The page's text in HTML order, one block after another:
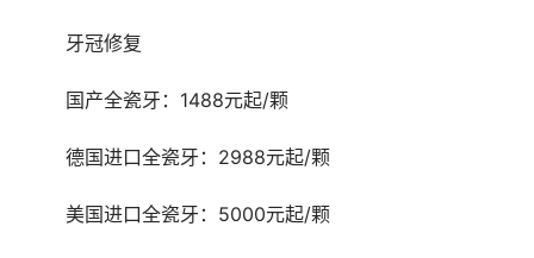
	牙冠修复
	国产全瓷牙：1488元起/颗
	德国进口全瓷牙：2988元起/颗
	美国进口全瓷牙：5000元起/颗